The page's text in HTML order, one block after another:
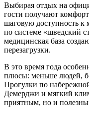
Выбирая отдых на
гости получают
шаговую доступность
по системе «шведский
медицинская база
перезагрузки.
В это время года
плюсы: меньше людей,
Прогулки по
Демерджи и мягкий
приятным, но и